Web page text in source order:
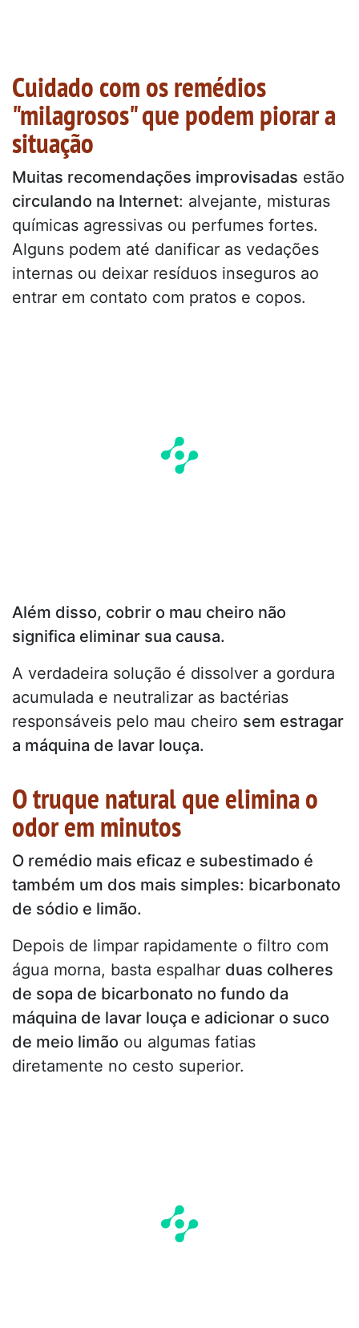
Cuidado com os remédios
"milagrosos" que podem piorar a
situação
Muitas recomendações improvisadas estão
circulando na Internet: alvejante, misturas
químicas agressivas ou perfumes fortes.
Alguns podem até danificar as vedações
internas ou deixar resíduos inseguros ao
entrar em contato com pratos e copos.
Além disso, cobrir o mau cheiro não
significa eliminar sua causa.
A verdadeira solução é dissolver a gordura
acumulada e neutralizar as bactérias
responsáveis pelo mau cheiro sem estragar
a máquina de lavar louça.
O truque natural que elimina o
odor em minutos
O remédio mais eficaz e subestimado é
também um dos mais simples: bicarbonato
de sódio e limão.
Depois de limpar rapidamente o filtro com
água morna, basta espalhar duas colheres
de sopa de bicarbonato no fundo da
máquina de lavar louça e adicionar o suco
de meio limão ou algumas fatias
diretamente no cesto superior.